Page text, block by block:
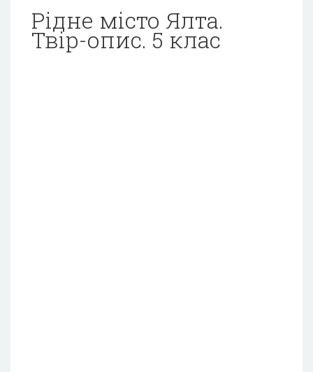
Рідне місто Ялта.
Твір-опис. 5 клас